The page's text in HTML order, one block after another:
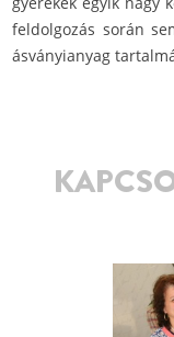
feldolgozás során
ásványianyag